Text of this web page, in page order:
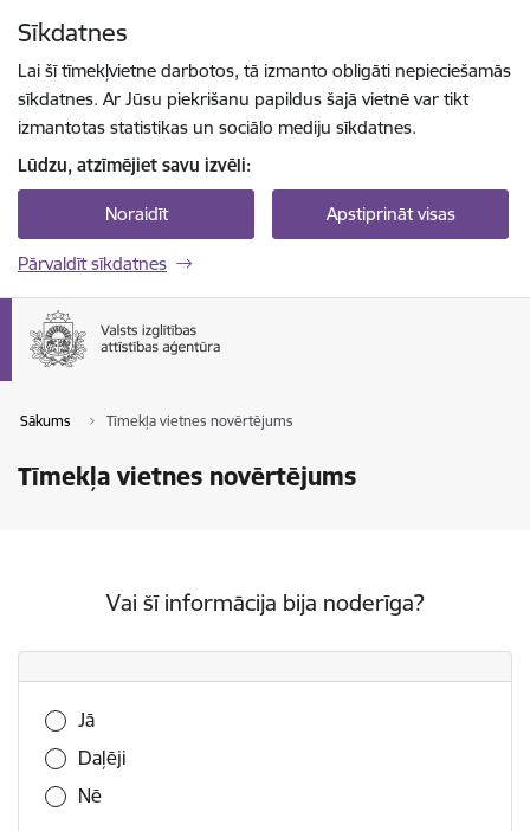
Sīkdatnes
Lai šī tīmekļvietne darbotos, tā izmanto obligāti nepieciešamās
sīkdatnes. Ar Jūsu piekrišanu papildus šajā vietnē var tikt
izmantotas statistikas un sociālo mediju sīkdatnes.
Lūdzu, atzīmējiet savu izvēli:
Noraidīt Apstiprināt visas
Pārvaldīt sīkdatnes
Sākums Tīmekļa vietnes novērtējums
Tīmekļa vietnes novērtējums
Vai šī informācija bija noderīga?
Vai šī informācija bija noderīga?
Jā
Daļēji
Nē